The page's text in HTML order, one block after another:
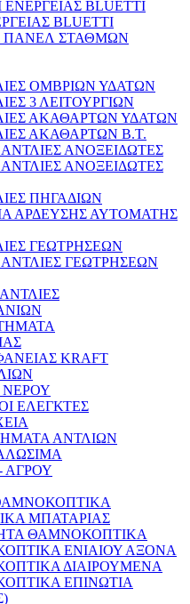
BLUETTI
BLUETTI
ΠΑΝΕΛ ΣΤΑΘΜΩΝ
ΟΜΒΡΙΩΝ ΥΔΑΤΩΝ
3 ΛΕΙΤΟΥΡΓΙΩΝ
ΑΚΑΘΑΡΤΩΝ ΥΔΑΤΩΝ
ΑΚΑΘΑΡΤΩΝ Β.Τ.
ΑΝΟΞΕΙΔΩΤΕΣ
ΑΝΟΞΕΙΔΩΤΕΣ
ΠΗΓΑΔΙΩΝ
ΑΡΔΕΥΣΗΣ ΑΥΤΟΜΑΤΗΣ
ΓΕΩΤΡΗΣΕΩΝ
ΓΕΩΤΡΗΣΕΩΝ
KRAFT
ΝΕΡΟΥ
ΕΛΕΓΚΤΕΣ
ΑΝΤΛΙΩΝ
ΜΠΑΤΑΡΙΑΣ
ΘΑΜΝΟΚΟΠΤΙΚΑ
ΕΝΙΑΙΟΥ ΑΞΟΝΑ
ΔΙΑΙΡΟΥΜΕΝΑ
ΕΠΙΝΩΤΙΑ